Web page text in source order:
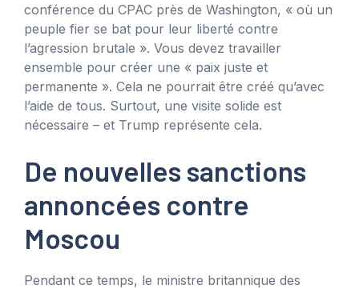
conférence du CPAC près de Washington, « où un
peuple fier se bat pour leur liberté contre
l’agression brutale ». Vous devez travailler
ensemble pour créer une « paix juste et
permanente ». Cela ne pourrait être créé qu’avec
l’aide de tous. Surtout, une visite solide est
nécessaire – et Trump représente cela.
De nouvelles sanctions
annoncées contre
Moscou
Pendant ce temps, le ministre britannique des